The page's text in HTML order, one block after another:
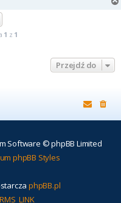
1 z 1
Przejdź do
Software © phpBB Limited
phpBB Styles
phpBB.pl